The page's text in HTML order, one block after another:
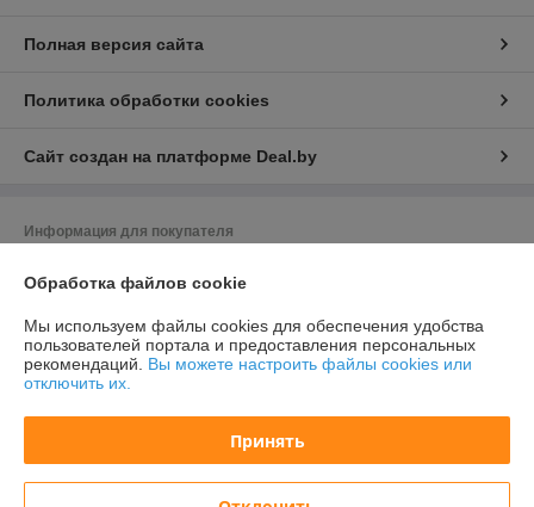
Полная версия сайта
Политика обработки cookies
Сайт создан на платформе Deal.by
Информация для покупателя
«Баел Крафт»
213-89
Регистрационный номер ЕГР: 193380526
Регистрационный орган: Минский горисполлком
Обработка файлов cookie
Мы используем файлы cookies для обеспечения удобства
пользователей портала и предоставления персональных
рекомендаций. Вы можете настроить файлы cookies или
отключить их.
Принять